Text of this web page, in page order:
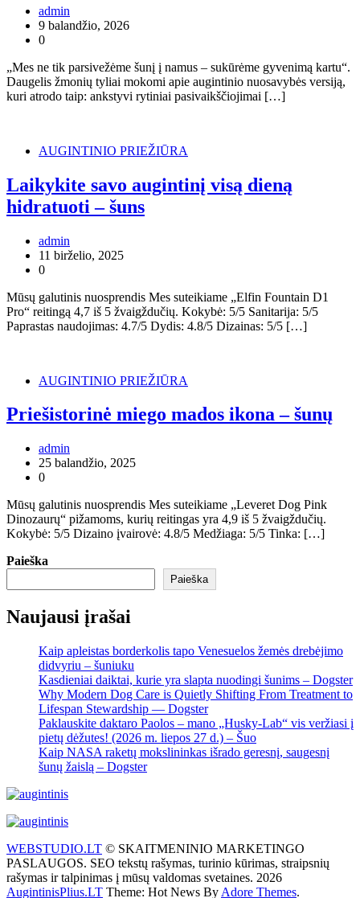
admin
9 balandžio, 2026
0
„Mes ne tik parsivežėme šunį į namus – sukūrėme gyvenimą kartu“.
Daugelis žmonių tyliai mokomi apie augintinio nuosavybės versiją,
kuri atrodo taip: ankstyvi rytiniai pasivaikščiojimai […]
AUGINTINIO PRIEŽIŪRA
Laikykite savo augintinį visą dieną
hidratuoti – šuns
admin
11 birželio, 2025
0
Mūsų galutinis nuosprendis Mes suteikiame „Elfin Fountain D1
Pro“ reitingą 4,7 iš 5 žvaigždučių. Kokybė: 5/5 Sanitarija: 5/5
Paprastas naudojimas: 4.7/5 Dydis: 4.8/5 Dizainas: 5/5 […]
AUGINTINIO PRIEŽIŪRA
Priešistorinė miego mados ikona – šunų
admin
25 balandžio, 2025
0
Mūsų galutinis nuosprendis Mes suteikiame „Leveret Dog Pink
Dinozaurų“ pižamoms, kurių reitingas yra 4,9 iš 5 žvaigždučių.
Kokybė: 5/5 Dizaino įvairovė: 4.8/5 Medžiaga: 5/5 Tinka: […]
Paieška
Paieška
Naujausi įrašai
Kaip apleistas borderkolis tapo Venesuelos žemės drebėjimo
didvyriu – šuniuku
Kasdieniai daiktai, kurie yra slapta nuodingi šunims – Dogster
Why Modern Dog Care is Quietly Shifting From Treatment to
Lifespan Stewardship — Dogster
Paklauskite daktaro Paolos – mano „Husky-Lab“ vis veržiasi į
pietų dėžutes! (2026 m. liepos 27 d.) – Šuo
Kaip NASA raketų mokslininkas išrado geresnį, saugesnį
šunų žaislą – Dogster
WEBSTUDIO.LT © SKAITMENINIO MARKETINGO
PASLAUGOS. SEO tekstų rašymas, turinio kūrimas, straipsnių
rašymas ir talpinimas į mūsų valdomas svetaines. 2026
AugintinisPlius.LT Theme: Hot News By Adore Themes.